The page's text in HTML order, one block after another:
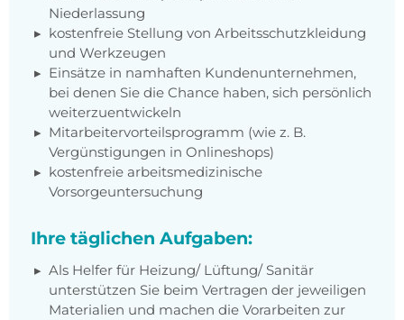
Niederlassung
kostenfreie Stellung von Arbeitsschutzkleidung
und Werkzeugen
Einsätze in namhaften Kundenunternehmen,
bei denen Sie die Chance haben, sich persönlich
weiterzuentwickeln
Mitarbeitervorteilsprogramm (wie z. B.
Vergünstigungen in Onlineshops)
kostenfreie arbeitsmedizinische
Vorsorgeuntersuchung
Ihre täglichen Aufgaben:
Als Helfer für Heizung/ Lüftung/ Sanitär
unterstützen Sie beim Vertragen der jeweiligen
Materialien und machen die Vorarbeiten zur